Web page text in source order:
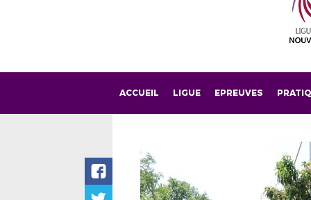
ACCUEIL LIGUE EPREUVES